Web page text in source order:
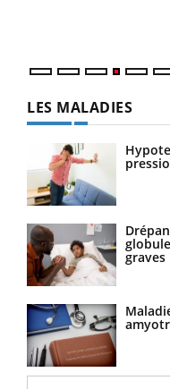
LES MALADIES
graves